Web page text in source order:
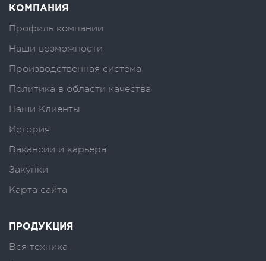
КОМПАНИЯ
Профиль компании
Наши возможности
Производственная система
Политика в области качества
Наши Клиенты
История
Вакансии и карьера
Закупки
Карта сайта
ПРОДУКЦИЯ
Вся техника